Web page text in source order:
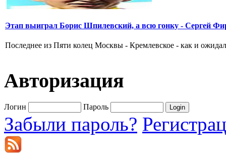
Этап выиграл Борис Шпилевский, а всю гонку - Сергей
Последнее из Пяти колец Москвы - Кремлевское - как и
Авторизация
Логин Пароль
Забыли пароль?